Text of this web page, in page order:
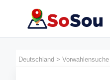
Deutschland > Vorwahlensuche